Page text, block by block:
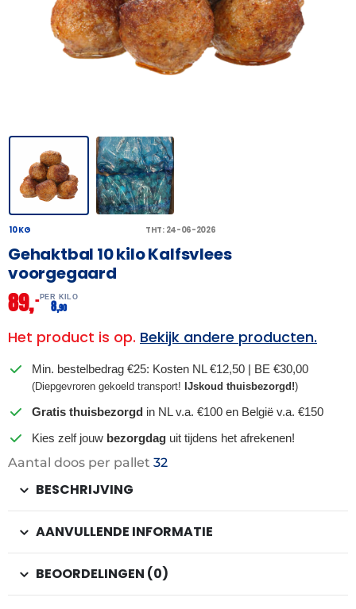
10 KG THT: 24-06-2026
Gehaktbal 10 kilo Kalfsvlees
voorgegaard
89,– PER KILO
8,90
Het product is op. Bekijk andere producten.
Min. bestelbedrag €25: Kosten NL €12,50 | BE €30,00
(Diepgevroren gekoeld transport! IJskoud thuisbezorgd!)
Gratis thuisbezorgd in NL v.a. €100 en België v.a. €150
Kies zelf jouw bezorgdag uit tijdens het afrekenen!
Aantal doos per pallet 32
BESCHRIJVING
AANVULLENDE INFORMATIE
BEOORDELINGEN (0)